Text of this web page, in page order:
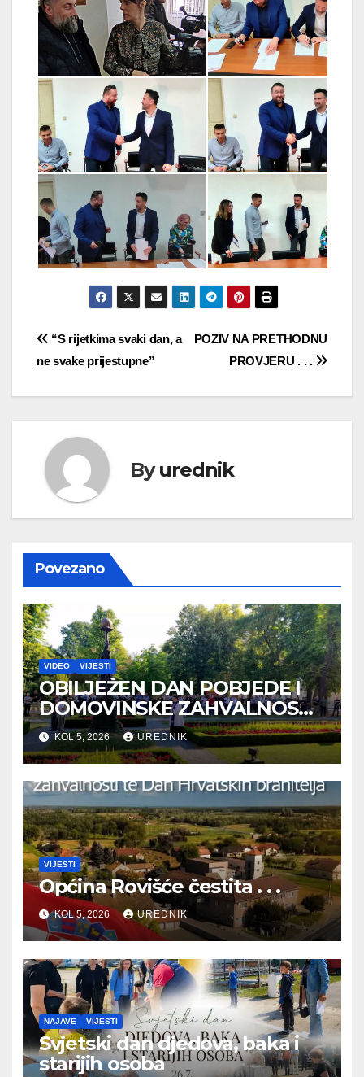
Navigacija
objava
POZIV NA PRETHODNU
PROVJERU . . .
“S rijetkima svaki dan, a
ne svake prijestupne”
Byurednik
Povezano
VIDEO VIJESTI
OBILJEŽEN DAN POBJEDE I
DOMOVINSKE ZAHVALNOSTI
TE DAN HRVATSKIH
BRANITELJA
KOL 5, 2026 UREDNIK
VIJESTI
Općina Rovišće čestita . . .
KOL 5, 2026 UREDNIK
NAJAVE VIJESTI
Svjetski dan djedova, baka i
starijih osoba